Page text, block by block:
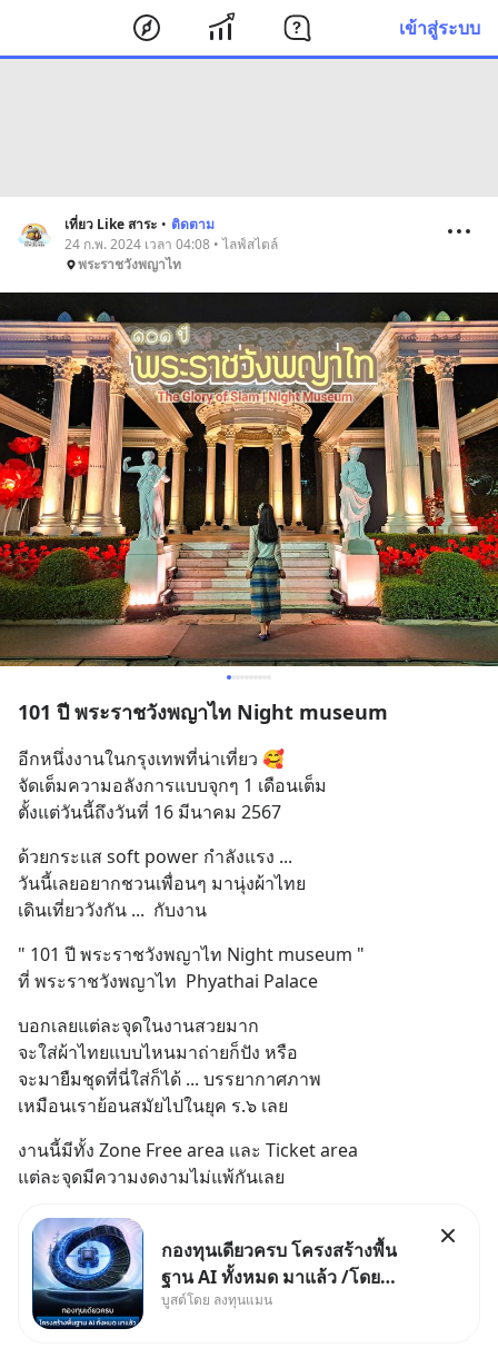
เข้าสู่ระบบ
เที่ยว Like สาระ • ติดตาม
24 ก.พ. 2024 เวลา 04:08 • ไลฟ์สไตล์
พระราชวังพญาไท
101 ปี พระราชวังพญาไท Night museum
อีกหนึ่งงานในกรุงเทพที่น่าเที่ยว 🥰
จัดเต็มความอลังการแบบจุกๆ 1 เดือนเต็ม
ตั้งแต่วันนี้ถึงวันที่ 16 มีนาคม 2567
ด้วยกระแส soft power กำลังแรง ...
วันนี้เลยอยากชวนเพื่อนๆ มานุ่งผ้าไทย
เดินเที่ยววังกัน ...  กับงาน
" 101 ปี พระราชวังพญาไท Night museum "
ที่ พระราชวังพญาไท  Phyathai Palace
บอกเลยแต่ละจุดในงานสวยมาก
จะใส่ผ้าไทยแบบไหนมาถ่ายก็ปัง หรือ
จะมายืมชุดที่นี่ใส่ก็ได้ ... บรรยากาศภาพ
เหมือนเราย้อนสมัยไปในยุค ร.๖ เลย
งานนี้มีทั้ง Zone Free area และ Ticket area
แต่ละจุดมีความงดงามไม่แพ้กันเลย
กองทุนเดียวครบ โครงสร้างพื้น
ฐาน AI ทั้งหมด มาแล้ว /โดย
ลงทุนแมน AI Supercycle คือ
บูสต์โดย ลงทุนแมน